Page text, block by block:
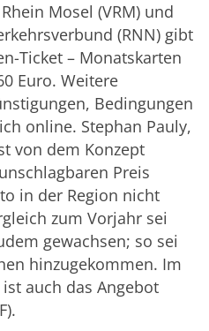
Mosel (VRM) und
(RNN) gibt
Ticket – Monatskarten
Euro. Weitere
Bedingungen
online. Stephan Pauly,
von dem Konzept
Preis
in der Region nicht
zum Vorjahr sei
gewachsen; so sei
hinzugekommen. Im
auch das Angebot